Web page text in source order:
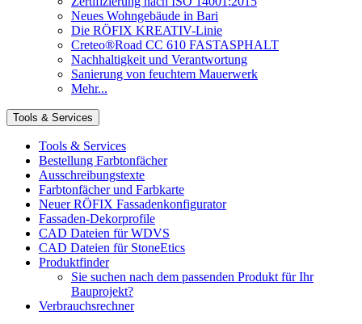
Neues Wohngebäude in Bari
Die RÖFIX KREATIV-Linie
Creteo®Road CC 610 FASTASPHALT
Nachhaltigkeit und Verantwortung
Sanierung von feuchtem Mauerwerk
Mehr...
Tools & Services
Tools & Services
Bestellung Farbtonfächer
Ausschreibungstexte
Farbtonfächer und Farbkarte
Neuer RÖFIX Fassadenkonfigurator
Fassaden-Dekorprofile
CAD Dateien für WDVS
CAD Dateien für StoneEtics
Produktfinder
Sie suchen nach dem passenden Produkt für Ihr
Bauprojekt?
Verbrauchsrechner